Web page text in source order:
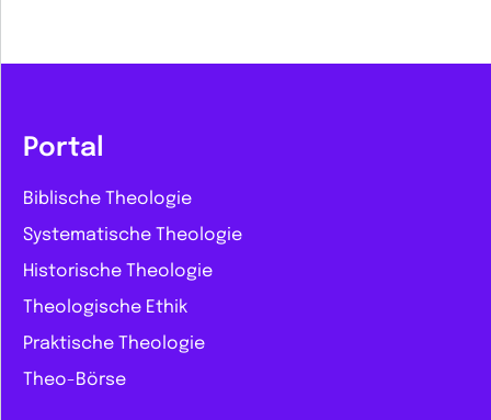
Portal
Biblische Theologie
Systematische Theologie
Historische Theologie
Theologische Ethik
Praktische Theologie
Theo-Börse